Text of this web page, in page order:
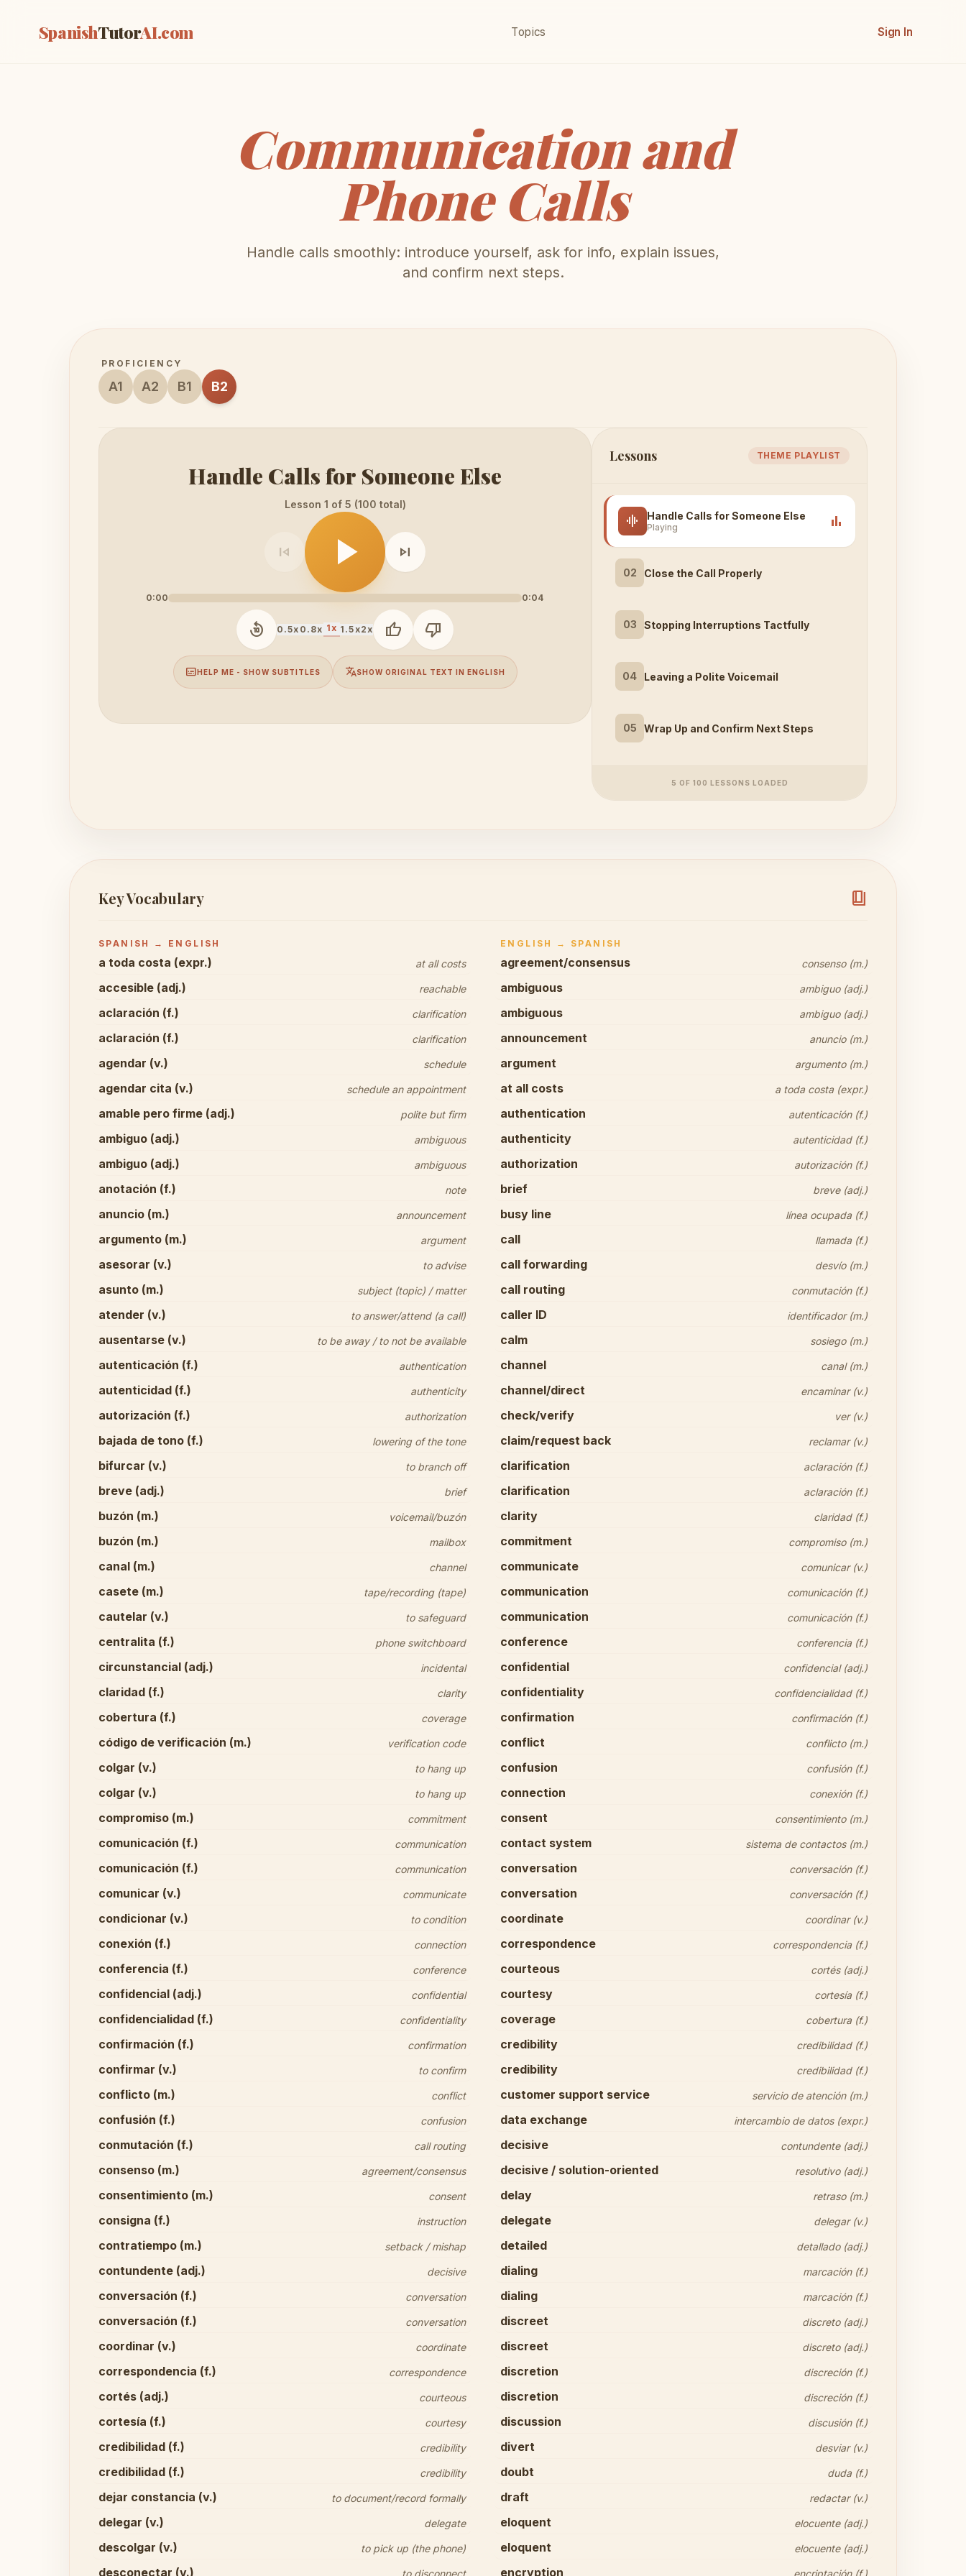
SpanishTutorAI.com Topics Sign In
Communication and
Phone Calls
Handle calls smoothly: introduce yourself, ask for info, explain issues,
and confirm next steps.
PROFICIENCY
A1 A2 B1 B2
Handle Calls for Someone Else
Lesson 1 of 5 (100 total)
skip_previous play_arrow skip_next
0:00 0:04
replay_10 0.5x 0.8x 1x 1.5x2x thumb_up thumb_down
subtitlesHELP ME - SHOW SUBTITLES translateSHOW ORIGINAL TEXT IN ENGLISH
Lessons THEME PLAYLIST
graphic_eq Handle Calls for Someone Else
Playing bar_chart
02 Close the Call Properly
03 Stopping Interruptions Tactfully
04 Leaving a Polite Voicemail
05 Wrap Up and Confirm Next Steps
5 OF 100 LESSONS LOADED
Key Vocabulary book_4
SPANISH → ENGLISH
a toda costa (expr.) at all costs
accesible (adj.) reachable
aclaración (f.) clarification
aclaración (f.) clarification
agendar (v.) schedule
agendar cita (v.) schedule an appointment
amable pero firme (adj.) polite but firm
ambiguo (adj.) ambiguous
ambiguo (adj.) ambiguous
anotación (f.) note
anuncio (m.) announcement
argumento (m.) argument
asesorar (v.) to advise
asunto (m.) subject (topic) / matter
atender (v.) to answer/attend (a call)
ausentarse (v.) to be away / to not be available
autenticación (f.) authentication
autenticidad (f.) authenticity
autorización (f.) authorization
bajada de tono (f.) lowering of the tone
bifurcar (v.) to branch off
breve (adj.) brief
buzón (m.) voicemail/buzón
buzón (m.) mailbox
canal (m.) channel
casete (m.) tape/recording (tape)
cautelar (v.) to safeguard
centralita (f.) phone switchboard
circunstancial (adj.) incidental
claridad (f.) clarity
cobertura (f.) coverage
código de verificación (m.) verification code
colgar (v.) to hang up
colgar (v.) to hang up
compromiso (m.) commitment
comunicación (f.) communication
comunicación (f.) communication
comunicar (v.) communicate
condicionar (v.) to condition
conexión (f.) connection
conferencia (f.) conference
confidencial (adj.) confidential
confidencialidad (f.) confidentiality
confirmación (f.) confirmation
confirmar (v.) to confirm
conflicto (m.) conflict
confusión (f.) confusion
conmutación (f.) call routing
consenso (m.) agreement/consensus
consentimiento (m.) consent
consigna (f.) instruction
contratiempo (m.) setback / mishap
contundente (adj.) decisive
conversación (f.) conversation
conversación (f.) conversation
coordinar (v.) coordinate
correspondencia (f.) correspondence
cortés (adj.) courteous
cortesía (f.) courtesy
credibilidad (f.) credibility
credibilidad (f.) credibility
dejar constancia (v.) to document/record formally
delegar (v.) delegate
descolgar (v.) to pick up (the phone)
desconectar (v.) to disconnect
ENGLISH → SPANISH
agreement/consensus consenso (m.)
ambiguous ambiguo (adj.)
ambiguous ambiguo (adj.)
announcement anuncio (m.)
argument argumento (m.)
at all costs a toda costa (expr.)
authentication autenticación (f.)
authenticity autenticidad (f.)
authorization autorización (f.)
brief breve (adj.)
busy line línea ocupada (f.)
call llamada (f.)
call forwarding desvío (m.)
call routing conmutación (f.)
caller ID identificador (m.)
calm sosiego (m.)
channel canal (m.)
channel/direct encaminar (v.)
check/verify ver (v.)
claim/request back reclamar (v.)
clarification aclaración (f.)
clarification aclaración (f.)
clarity claridad (f.)
commitment compromiso (m.)
communicate comunicar (v.)
communication comunicación (f.)
communication comunicación (f.)
conference conferencia (f.)
confidential confidencial (adj.)
confidentiality confidencialidad (f.)
confirmation confirmación (f.)
conflict conflicto (m.)
confusion confusión (f.)
connection conexión (f.)
consent consentimiento (m.)
contact system sistema de contactos (m.)
conversation conversación (f.)
conversation conversación (f.)
coordinate coordinar (v.)
correspondence correspondencia (f.)
courteous cortés (adj.)
courtesy cortesía (f.)
coverage cobertura (f.)
credibility credibilidad (f.)
credibility credibilidad (f.)
customer support service servicio de atención (m.)
data exchange intercambio de datos (expr.)
decisive contundente (adj.)
decisive / solution-oriented resolutivo (adj.)
delay retraso (m.)
delegate delegar (v.)
detailed detallado (adj.)
dialing marcación (f.)
dialing marcación (f.)
discreet discreto (adj.)
discreet discreto (adj.)
discretion discreción (f.)
discretion discreción (f.)
discussion discusión (f.)
divert desviar (v.)
doubt duda (f.)
draft redactar (v.)
eloquent elocuente (adj.)
eloquent elocuente (adj.)
encryption encriptación (f.)